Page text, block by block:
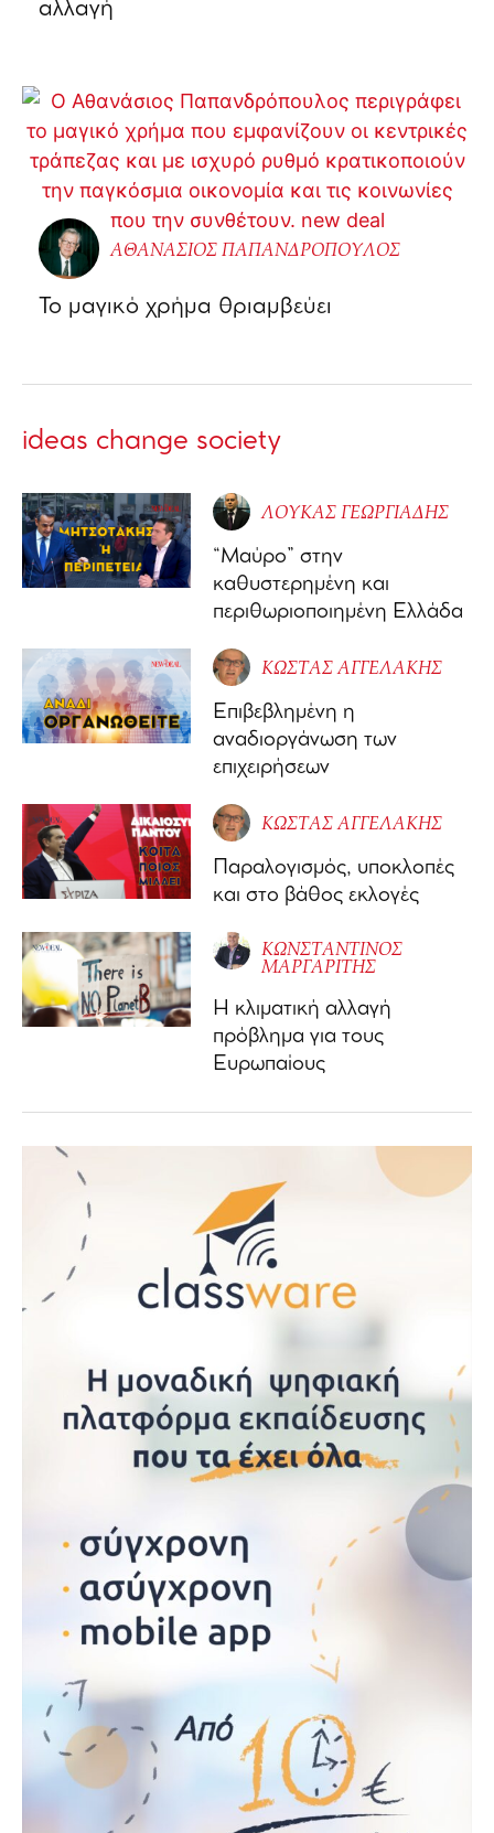
αλλαγή
ΑΘΑΝΑΣΙΟΣ ΠΑΠΑΝΔΡΟΠΟΥΛΟΣ
Το μαγικό χρήμα θριαμβεύει
ideas change society
ΛΟΥΚΑΣ ΓΕΩΡΓΙΑΔΗΣ
“Μαύρο” στην
καθυστερημένη και
περιθωριοποιημένη Ελλάδα
ΚΩΣΤΑΣ ΑΓΓΕΛΑΚΗΣ
Επιβεβλημένη η
αναδιοργάνωση των
επιχειρήσεων
ΚΩΣΤΑΣ ΑΓΓΕΛΑΚΗΣ
Παραλογισμός, υποκλοπές
και στο βάθος εκλογές
ΚΩΝΣΤΑΝΤΙΝΟΣ
ΜΑΡΓΑΡΙΤΗΣ
Η κλιματική αλλαγή
πρόβλημα για τους
Ευρωπαίους